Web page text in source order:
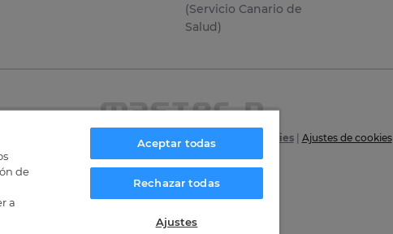
(Servicio Canario de
Salud)
Política de privacidad| Política de Cookies| Ajustes de cookies
de
a
Aceptar todas
Rechazar todas
Ajustes